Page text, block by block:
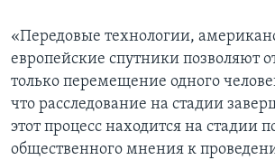
«Передовые технологии,
европейские спутники позволяют
только перемещение одного
что расследование на стадии
этот процесс находится на стадии
общественного мнения к